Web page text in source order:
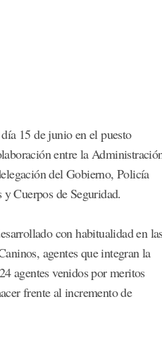
15 de junio en el puesto
entre la
del Gobierno, Policía
Cuerpos de Seguridad.
con habitualidad en
agentes que integran la
agentes venidos por meritos
frente al incremento de